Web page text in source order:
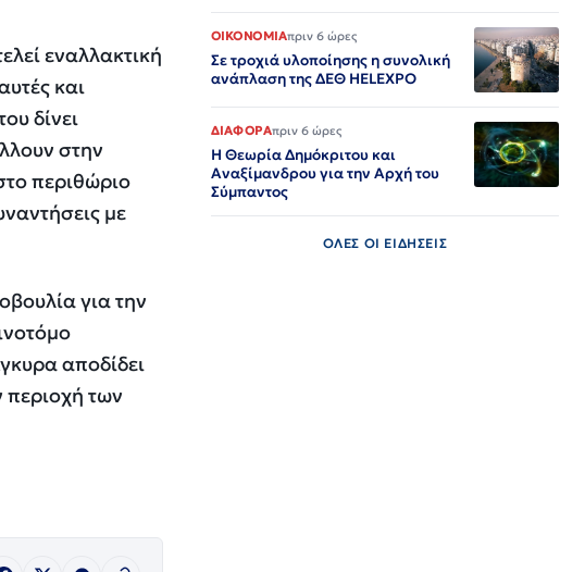
εναλλακτική
και
δίνει
στην
περιθώριο
με
για την
αποδίδει
των
ΟΙΚΟΝΟΜΙΑπριν 6 ώρες
Σε τροχιά υλοποίησης η συνολική
ανάπλαση της ΔΕΘ HELEXPO
ΔΙΑΦΟΡΑπριν 6 ώρες
Η Θεωρία Δημόκριτου και
Αναξίμανδρου για την Αρχή του
Σύμπαντος
ΟΛΕΣ ΟΙ ΕΙΔΗΣΕΙΣ